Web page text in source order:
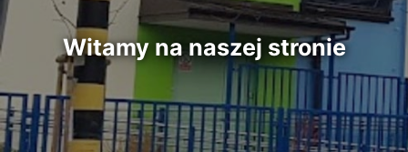
Witamy na naszej stronie